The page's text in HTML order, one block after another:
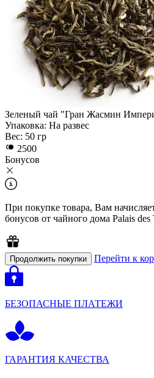
Зеленый чай "Гран Жасмин
Упаковка: На развес
Вес: 50 гр
2500
Бонусов
При покупкe товара, Вам
бонусов от чайного дома Palais des
Продолжить покупки Перейти к
БЕЗОПАСНЫЕ ПЛАТЕЖИ
ГАРАНТИЯ КАЧЕСТВА